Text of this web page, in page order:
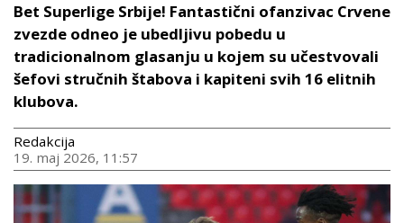
Bet Superlige Srbije! Fantastični ofanzivac Crvene
zvezde odneo je ubedljivu pobedu u
tradicionalnom glasanju u kojem su učestvovali
šefovi stručnih štabova i kapiteni svih 16 elitnih
klubova.
Redakcija
19. maj 2026, 11:57